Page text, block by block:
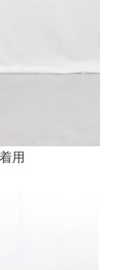
用